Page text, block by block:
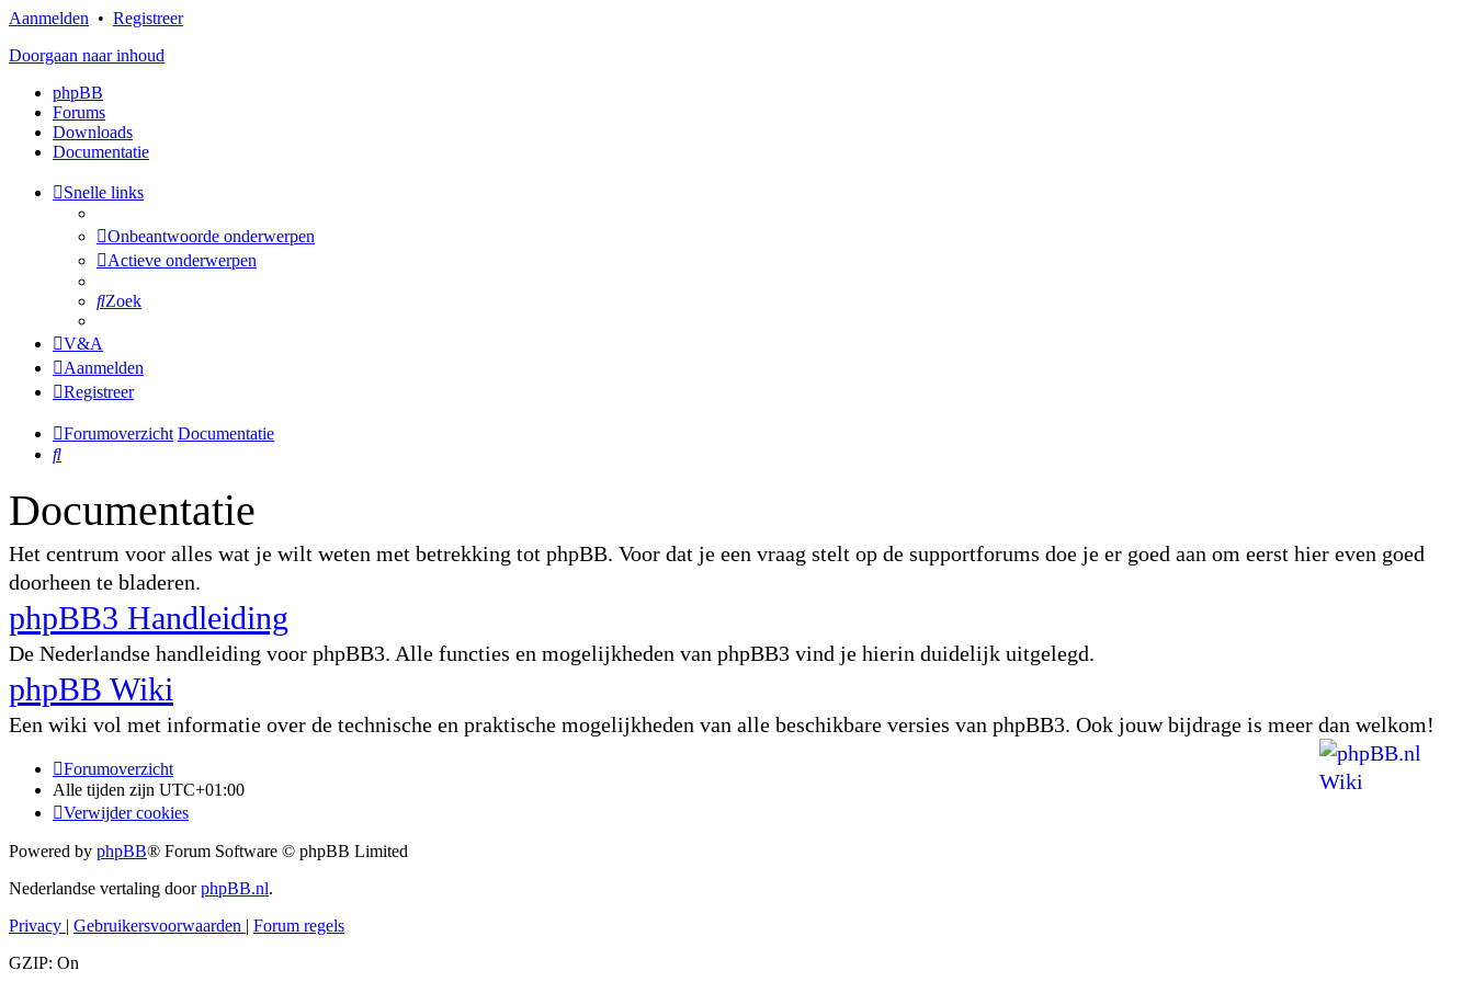
Aanmelden • Registreer
Doorgaan naar inhoud
phpBB
Forums
Downloads
Documentatie
Snelle links
Onbeantwoorde onderwerpen
Actieve onderwerpen
Zoek
V&A
Aanmelden
Registreer
Forumoverzicht Documentatie
Zoek
Documentatie
Het centrum voor alles wat je wilt weten met betrekking tot phpBB. Voor dat je een vraag stelt op de supportforums doe je er goed aan om eerst hier even goed
doorheen te bladeren.
phpBB3 Handleiding
De Nederlandse handleiding voor phpBB3. Alle functies en mogelijkheden van phpBB3 vind je hierin duidelijk uitgelegd.
phpBB Wiki
Een wiki vol met informatie over de technische en praktische mogelijkheden van alle beschikbare versies van phpBB3. Ook jouw bijdrage is meer dan welkom!
Forumoverzicht
Alle tijden zijn UTC+01:00
Verwijder cookies
Powered by phpBB® Forum Software © phpBB Limited
Nederlandse vertaling doorphpBB.nl.
Privacy | Gebruikersvoorwaarden | Forum regels
GZIP: On